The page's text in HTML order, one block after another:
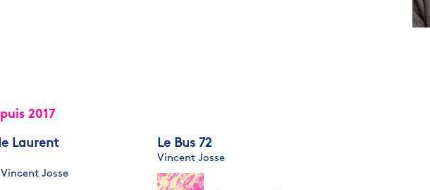
2017
Laurent
Vincent Josse
Le Bus 72
Vincent Josse